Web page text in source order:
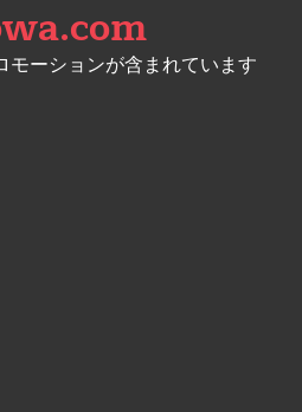
モーションが含まれています